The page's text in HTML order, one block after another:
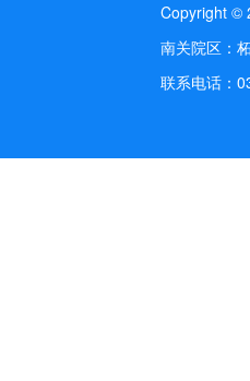
Copyright ©
南关院区：
联系电话：